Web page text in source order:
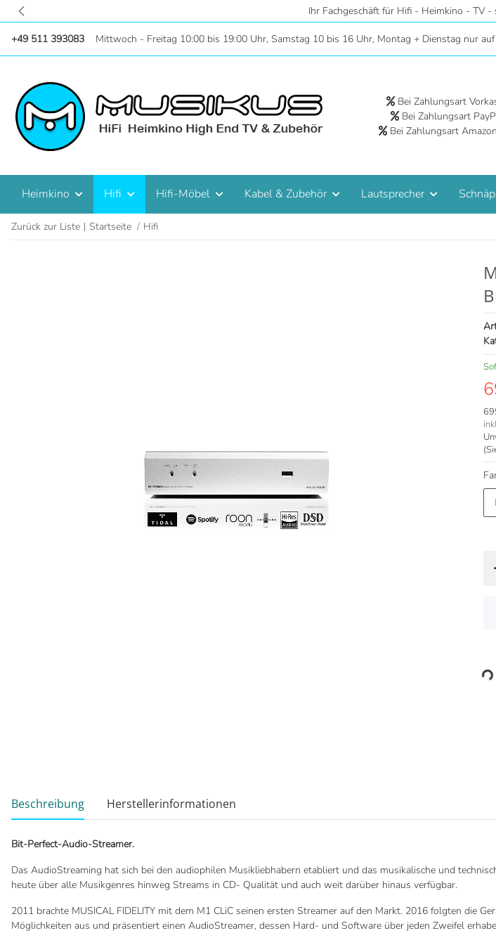
Zentral in Hannover - Riesige Auswahl auf 2 Etagen -
+49 511 393083 Mittwoch - Freitag 10:00 bis 19:00 Uhr, Samstag 10 bis 16 Uhr, Montag + Dienstag nur auf
Bei Zahlungsart
Bei Zahlungsart
Bei Zahlungsart
Heimkino Hifi Hifi-Möbel Kabel & Zubehör Lautsprecher
Zurück zur Liste Startseite Hifi
Loading...
weitere Registerkarten anzeigen
Beschreibung Herstellerinformationen
Bit-Perfect-Audio-Streamer.
Das AudioStreaming hat sich bei den audiophilen Musikliebhabern etabliert und das musikalische und
heute über alle Musikgenres hinweg Streams in CD- Qualität und auch weit darüber hinaus verfügbar.
2011 brachte MUSICAL FIDELITY mit dem M1 CLiC seinen ersten Streamer auf den Markt. 2016 folgten die
Möglichkeiten aus und präsentiert einen AudioStreamer, dessen Hard- und Software über jeden Zweifel